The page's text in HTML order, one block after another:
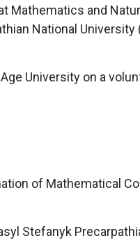
Mathematics and
National University
University on a
of Mathematical
Stefanyk